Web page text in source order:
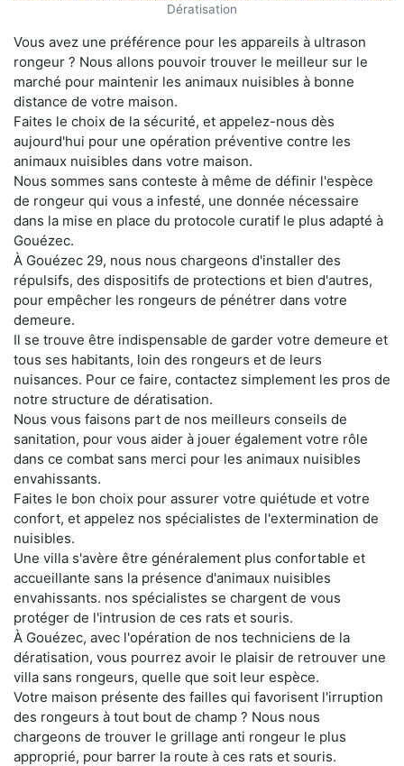
Dératisation
Vous avez une préférence pour les appareils à ultrason
rongeur ? Nous allons pouvoir trouver le meilleur sur le
marché pour maintenir les animaux nuisibles à bonne
distance de votre maison.
Faites le choix de la sécurité, et appelez-nous dès
aujourd'hui pour une opération préventive contre les
animaux nuisibles dans votre maison.
Nous sommes sans conteste à même de définir l'espèce
de rongeur qui vous a infesté, une donnée nécessaire
dans la mise en place du protocole curatif le plus adapté à
Gouézec.
À Gouézec 29, nous nous chargeons d'installer des
répulsifs, des dispositifs de protections et bien d'autres,
pour empêcher les rongeurs de pénétrer dans votre
demeure.
Il se trouve être indispensable de garder votre demeure et
tous ses habitants, loin des rongeurs et de leurs
nuisances. Pour ce faire, contactez simplement les pros de
notre structure de dératisation.
Nous vous faisons part de nos meilleurs conseils de
sanitation, pour vous aider à jouer également votre rôle
dans ce combat sans merci pour les animaux nuisibles
envahissants.
Faites le bon choix pour assurer votre quiétude et votre
confort, et appelez nos spécialistes de l'extermination de
nuisibles.
Une villa s'avère être généralement plus confortable et
accueillante sans la présence d'animaux nuisibles
envahissants. nos spécialistes se chargent de vous
protéger de l'intrusion de ces rats et souris.
À Gouézec, avec l'opération de nos techniciens de la
dératisation, vous pourrez avoir le plaisir de retrouver une
villa sans rongeurs, quelle que soit leur espèce.
Votre maison présente des failles qui favorisent l'irruption
des rongeurs à tout bout de champ ? Nous nous
chargeons de trouver le grillage anti rongeur le plus
approprié, pour barrer la route à ces rats et souris.